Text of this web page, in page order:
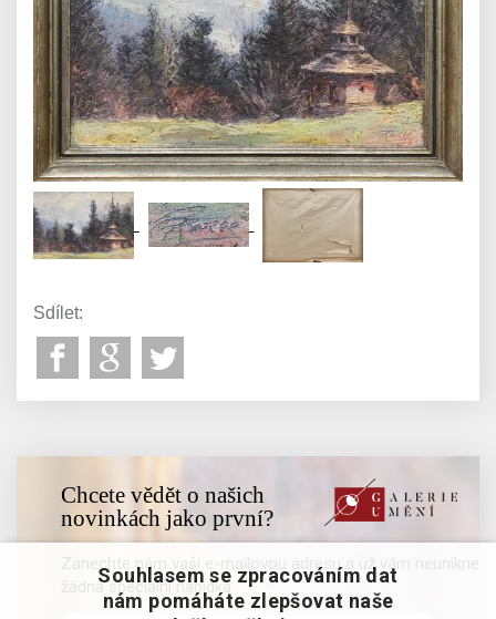
Sdílet:
Chcete vědět o našich
novinkách jako první?
Zanechte nám vaši e-mailovou adresu a už vám neunikne
žádná speciální nabídka
Souhlasem se zpracováním dat
nám pomáháte zlepšovat naše